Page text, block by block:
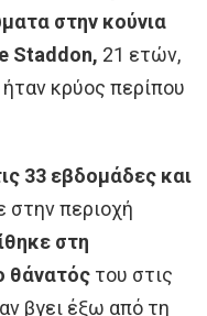
στην κούνια
Staddon, 21 ετών,
κρύος περίπου
33 εβδομάδες και
στην περιοχή
στη
θάνατός του στις
βγει έξω από τη